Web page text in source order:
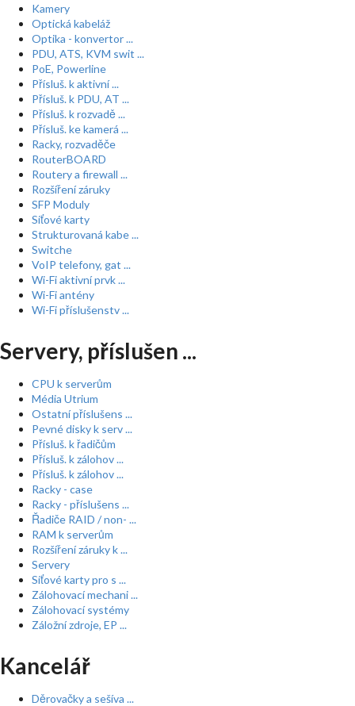
Kamery
Optická kabeláž
Optika - konvertor ...
PDU, ATS, KVM swit ...
PoE, Powerline
Přísluš. k aktivní ...
Přísluš. k PDU, AT ...
Přísluš. k rozvadě ...
Přísluš. ke kamerá ...
Racky, rozvaděče
RouterBOARD
Routery a firewall ...
Rozšíření záruky
SFP Moduly
Síťové karty
Strukturovaná kabe ...
Switche
VoIP telefony, gat ...
Wi-Fi aktivní prvk ...
Wi-Fi antény
Wi-Fi příslušenstv ...
Servery, příslušen ...
CPU k serverům
Média Utrium
Ostatní příslušens ...
Pevné disky k serv ...
Přísluš. k řadičům
Přísluš. k zálohov ...
Přísluš. k zálohov ...
Racky - case
Racky - příslušens ...
Řadiče RAID / non- ...
RAM k serverům
Rozšíření záruky k ...
Servery
Síťové karty pro s ...
Zálohovací mechani ...
Zálohovací systémy
Záložní zdroje, EP ...
Kancelář
Děrovačky a sešíva ...